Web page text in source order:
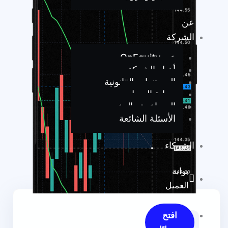
عن
الشركة
عن OnEquity
أخبار الشركة
المستندات القانونية
حماية العميل
المساعدة والدعم
الأسئلة الشائعة
الشركاء
بوابة
العميل
افتح